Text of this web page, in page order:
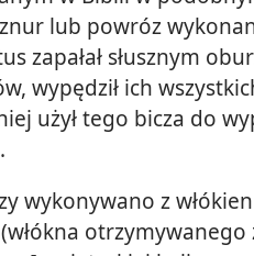
lub powróz
zapałał słusznym
wypędził ich
użył tego bicza do
wykonywano z
otrzymywanego